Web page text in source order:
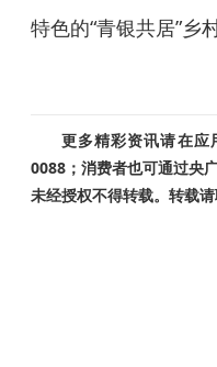
特色的“青银共居”乡
更多精彩资讯请在应
0088；消费者也可通过央
未经授权不得转载。转载